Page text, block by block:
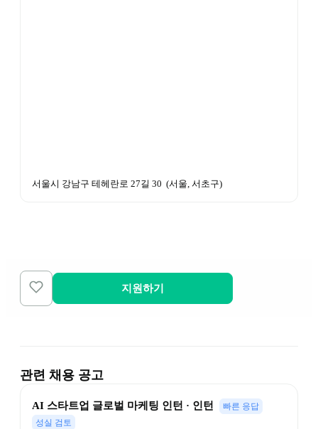
서울시 강남구 테헤란로 27길 30 (서울, 서초구)
지원하기
관련 채용 공고
AI 스타트업 글로벌 마케팅 인턴 · 인턴
빠른 응답
성실 검토